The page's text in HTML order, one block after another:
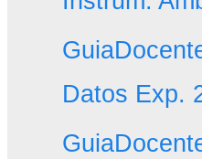
Datos Exp.